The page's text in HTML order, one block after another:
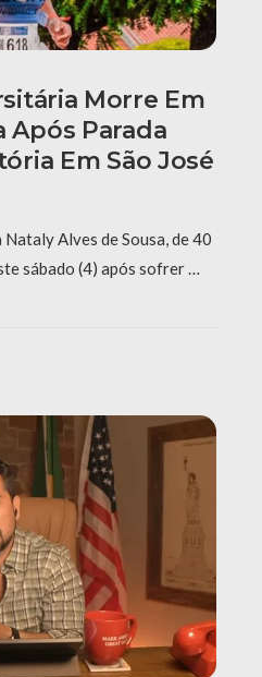
Morre Em
Após Parada
Em São José
Alves de Sousa, de 40
sábado (4) após sofrer …